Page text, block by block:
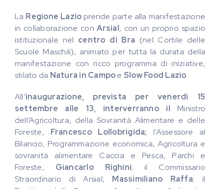
La Regione Lazioprende parte alla manifestazione
in collaborazione conArsial, con un proprio spazio
istituzionale nel centro di Bra (nel Cortile delle
Scuole Maschili), animato per tutta la durata della
manifestazione con ricco programma di iniziative,
stilato da Natura in Campoe Slow Food Lazio.
All’inaugurazione, prevista per venerdì 15
settembre alle 13, interverranno ilMinistro
dell’Agricoltura, della Sovranità Alimentare e delle
Foreste, Francesco Lollobrigida;l’Assessore al
Bilancio, Programmazione economica, Agricoltura e
sovranità alimentare Caccia e Pesca, Parchi e
Foreste, Giancarlo Righini; il Commissario
Straordinario di Arsial, Massimiliano Raffa; il